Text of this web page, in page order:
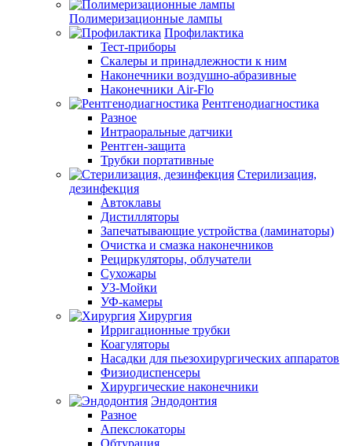
Полимеризационные лампы
Профилактика
Тест-приборы
Скалеры и принадлежности к ним
Наконечники воздушно-абразивные
Наконечники Air-Flo
Рентгенодиагностика
Разное
Интраоральные датчики
Рентген-защита
Трубки портативные
Стерилизация,
дезинфекция
Автоклавы
Дистилляторы
Запечатывающие устройства (ламинаторы)
Очистка и смазка наконечников
Рециркуляторы, облучатели
Сухожары
УЗ-Мойки
УФ-камеры
Хирургия
Ирригационные трубки
Коагуляторы
Насадки для пьезохирургических аппаратов
Физиодиспенсеры
Хирургические наконечники
Эндодонтия
Разное
Апекслокаторы
Обтурация